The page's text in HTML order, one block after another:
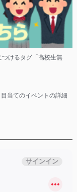
けるタグ「高校生無
当てのイベントの詳細